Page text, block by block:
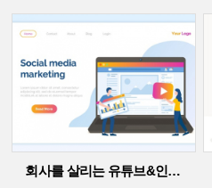
회사를 살리는 유튜브&인스타그램 소셜 미디어 마케팅